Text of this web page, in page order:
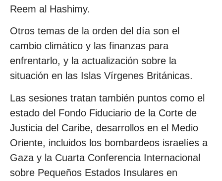
Reem al Hashimy.
Otros temas de la orden del día son el
cambio climático y las finanzas para
enfrentarlo, y la actualización sobre la
situación en las Islas Vírgenes Británicas.
Las sesiones tratan también puntos como el
estado del Fondo Fiduciario de la Corte de
Justicia del Caribe, desarrollos en el Medio
Oriente, incluidos los bombardeos israelíes a
Gaza y la Cuarta Conferencia Internacional
sobre Pequeños Estados Insulares en